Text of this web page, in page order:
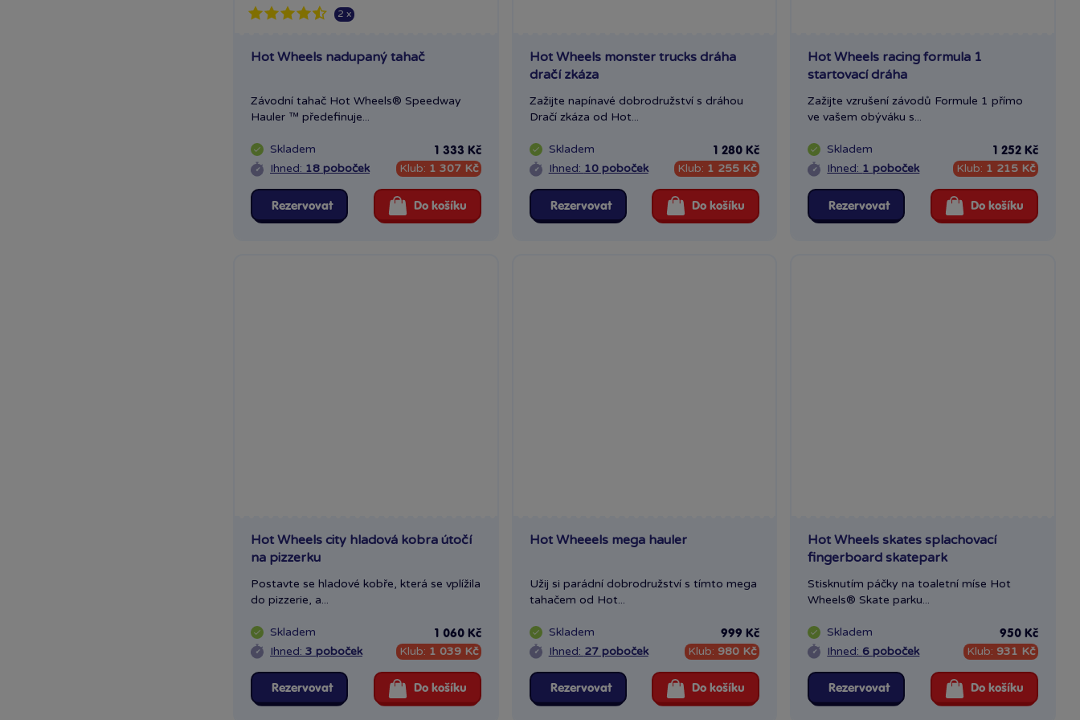
2 x
Hot Wheels nadupaný tahač
Závodní tahač Hot Wheels® Speedway
Hauler ™ předefinuje...
Skladem
Ihned: 18 poboček
1 333 Kč
Klub: 1 307 Kč
Rezervovat Do košíku
Hot Wheels monster trucks dráha
dračí zkáza
Zažijte napínavé dobrodružství s dráhou
Dračí zkáza od Hot...
Skladem
Ihned: 10 poboček
1 280 Kč
Klub: 1 255 Kč
Rezervovat Do košíku
Hot Wheels racing formula 1
startovací dráha
Zažijte vzrušení závodů Formule 1 přímo
ve vašem obýváku s...
Skladem
Ihned: 1 poboček
1 252 Kč
Klub: 1 215 Kč
Rezervovat Do košíku
Hot Wheels city hladová kobra útočí
na pizzerku
Postavte se hladové kobře, která se vplížila
do pizzerie, a...
Skladem
Ihned: 3 poboček
1 060 Kč
Klub: 1 039 Kč
Rezervovat Do košíku
Hot Wheeels mega hauler
Užij si parádní dobrodružství s tímto mega
tahačem od Hot...
Skladem
Ihned: 27 poboček
999 Kč
Klub: 980 Kč
Rezervovat Do košíku
Hot Wheels skates splachovací
fingerboard skatepark
Stisknutím páčky na toaletní míse Hot
Wheels® Skate parku...
Skladem
Ihned: 6 poboček
950 Kč
Klub: 931 Kč
Rezervovat Do košíku